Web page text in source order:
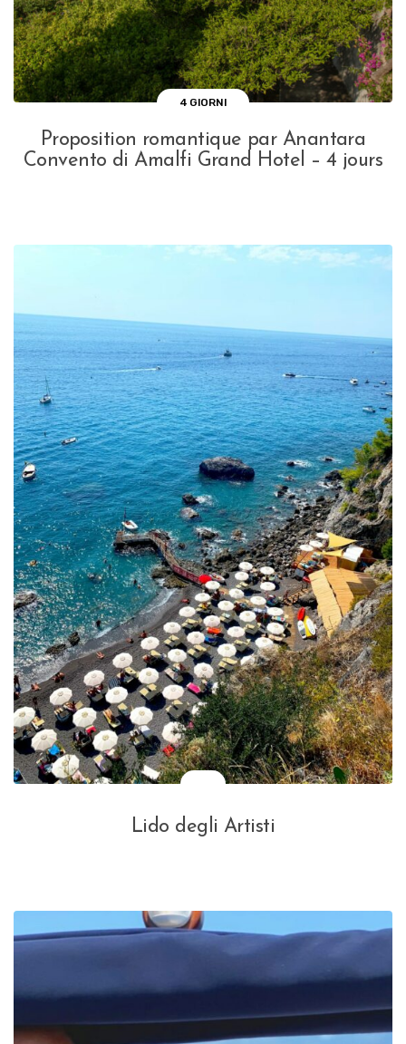
4 GIORNI
Proposition romantique par Anantara
Convento di Amalfi Grand Hotel – 4 jours
Lido degli Artisti